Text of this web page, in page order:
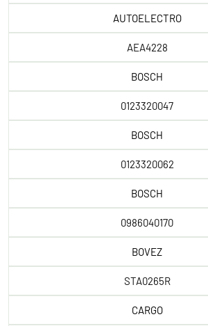
AUTOELECTRO
AEA4228
BOSCH
0123320047
BOSCH
0123320062
BOSCH
0986040170
BOVEZ
STA0265R
CARGO